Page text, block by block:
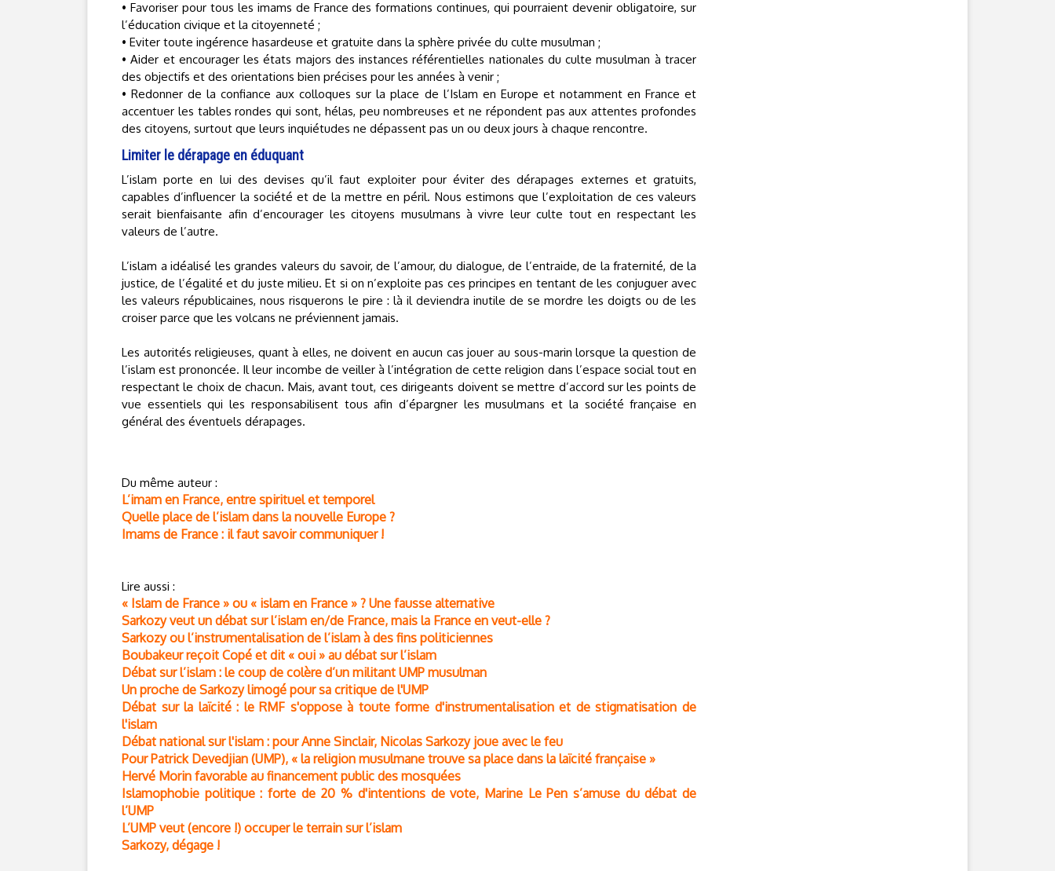
• Favoriser pour tous les imams de France des formations continues, qui pourraient devenir obligatoire, sur
l’éducation civique et la citoyenneté ;
• Eviter toute ingérence hasardeuse et gratuite dans la sphère privée du culte musulman ;
• Aider et encourager les états majors des instances référentielles nationales du culte musulman à tracer
des objectifs et des orientations bien précises pour les années à venir ;
• Redonner de la confiance aux colloques sur la place de l’Islam en Europe et notamment en France et
accentuer les tables rondes qui sont, hélas, peu nombreuses et ne répondent pas aux attentes profondes
des citoyens, surtout que leurs inquiétudes ne dépassent pas un ou deux jours à chaque rencontre.
Limiter le dérapage en éduquant
L’islam porte en lui des devises qu’il faut exploiter pour éviter des dérapages externes et gratuits,
capables d’influencer la société et de la mettre en péril. Nous estimons que l’exploitation de ces valeurs
serait bienfaisante afin d’encourager les citoyens musulmans à vivre leur culte tout en respectant les
valeurs de l’autre.
L’islam a idéalisé les grandes valeurs du savoir, de l’amour, du dialogue, de l’entraide, de la fraternité, de la
justice, de l’égalité et du juste milieu. Et si on n’exploite pas ces principes en tentant de les conjuguer avec
les valeurs républicaines, nous risquerons le pire : là il deviendra inutile de se mordre les doigts ou de les
croiser parce que les volcans ne préviennent jamais.
Les autorités religieuses, quant à elles, ne doivent en aucun cas jouer au sous-marin lorsque la question de
l’islam est prononcée. Il leur incombe de veiller à l’intégration de cette religion dans l’espace social tout en
respectant le choix de chacun. Mais, avant tout, ces dirigeants doivent se mettre d’accord sur les points de
vue essentiels qui les responsabilisent tous afin d’épargner les musulmans et la société française en
général des éventuels dérapages.
Du même auteur :
L’imam en France, entre spirituel et temporel
Quelle place de l’islam dans la nouvelle Europe ?
Imams de France : il faut savoir communiquer !
Lire aussi :
« Islam de France » ou « islam en France » ? Une fausse alternative
Sarkozy veut un débat sur l’islam en/de France, mais la France en veut-elle ?
Sarkozy ou l’instrumentalisation de l’islam à des fins politiciennes
Boubakeur reçoit Copé et dit « oui » au débat sur l’islam
Débat sur l’islam : le coup de colère d’un militant UMP musulman
Un proche de Sarkozy limogé pour sa critique de l'UMP
Débat sur la laïcité : le RMF s'oppose à toute forme d'instrumentalisation et de stigmatisation de
l'islam
Débat national sur l'islam : pour Anne Sinclair, Nicolas Sarkozy joue avec le feu
Pour Patrick Devedjian (UMP), « la religion musulmane trouve sa place dans la laïcité française »
Hervé Morin favorable au financement public des mosquées
Islamophobie politique : forte de 20 % d'intentions de vote, Marine Le Pen s’amuse du débat de
l’UMP
L’UMP veut (encore !) occuper le terrain sur l’islam
Sarkozy, dégage !